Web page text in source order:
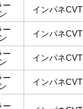
ー
インパネCVT
ー
インパネCVT
ー
インパネCVT
ー
インパネCVT
ー